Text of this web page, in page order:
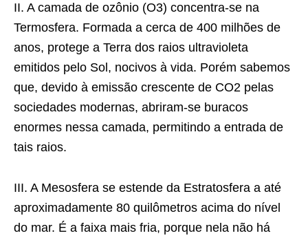
II. A camada de ozônio (O3) concentra-se na
Termosfera. Formada a cerca de 400 milhões de
anos, protege a Terra dos raios ultravioleta
emitidos pelo Sol, nocivos à vida. Porém sabemos
que, devido à emissão crescente de CO2 pelas
sociedades modernas, abriram-se buracos
enormes nessa camada, permitindo a entrada de
tais raios.
III. A Mesosfera se estende da Estratosfera a até
aproximadamente 80 quilômetros acima do nível
do mar. É a faixa mais fria, porque nela não há